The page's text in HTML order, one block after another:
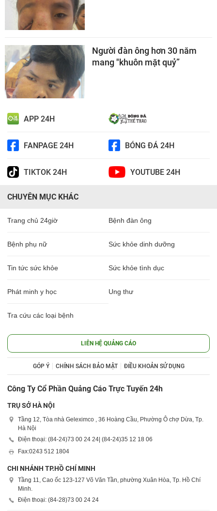
Người đàn ông hơn 30 năm
mang "khuôn mặt quỷ”
APP 24H
FANPAGE 24H BÓNG ĐÁ 24H
TIKTOK 24H YOUTUBE 24H
CHUYÊN MỤC KHÁC
Trang chủ 24giờ Bệnh đàn ông
Bệnh phụ nữ Sức khỏe dinh dưỡng
Tin tức sức khỏe Sức khỏe tình dục
Phát minh y học Ung thư
Tra cứu các loại bệnh
LIÊN HỆ QUẢNG CÁO
GÓP Ý CHÍNH SÁCH BẢO MẬT ĐIỀU KHOẢN SỬ DỤNG
Công Ty Cổ Phần Quảng Cáo Trực Tuyến 24h
TRỤ SỞ HÀ NỘI
Tầng 12, Tòa nhà Geleximco , 36 Hoàng Cầu, Phường Ô chợ Dừa, Tp.
Hà Nội
Điện thoại: (84-24)73 00 24 24 | (84-24)35 12 18 06
Fax:0243 512 1804
CHI NHÁNH TP.HỒ CHÍ MINH
Tầng 11, Cao ốc 123-127 Võ Văn Tần, phường Xuân Hòa, Tp. Hồ Chí
Minh.
Điện thoại: (84-28)73 00 24 24